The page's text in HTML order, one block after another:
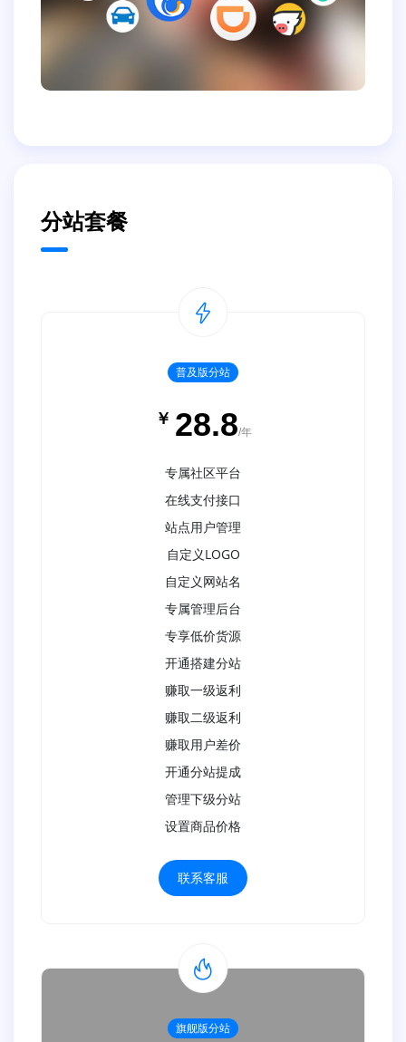
分站套餐
普及版分站
￥ 28.8/年
专属社区平台
在线支付接口
站点用户管理
自定义LOGO
自定义网站名
专属管理后台
专享低价货源
开通搭建分站
赚取一级返利
赚取二级返利
赚取用户差价
开通分站提成
管理下级分站
设置商品价格
联系客服
旗舰版分站